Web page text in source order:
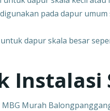
pada dapur
dapur skala besar
Murah